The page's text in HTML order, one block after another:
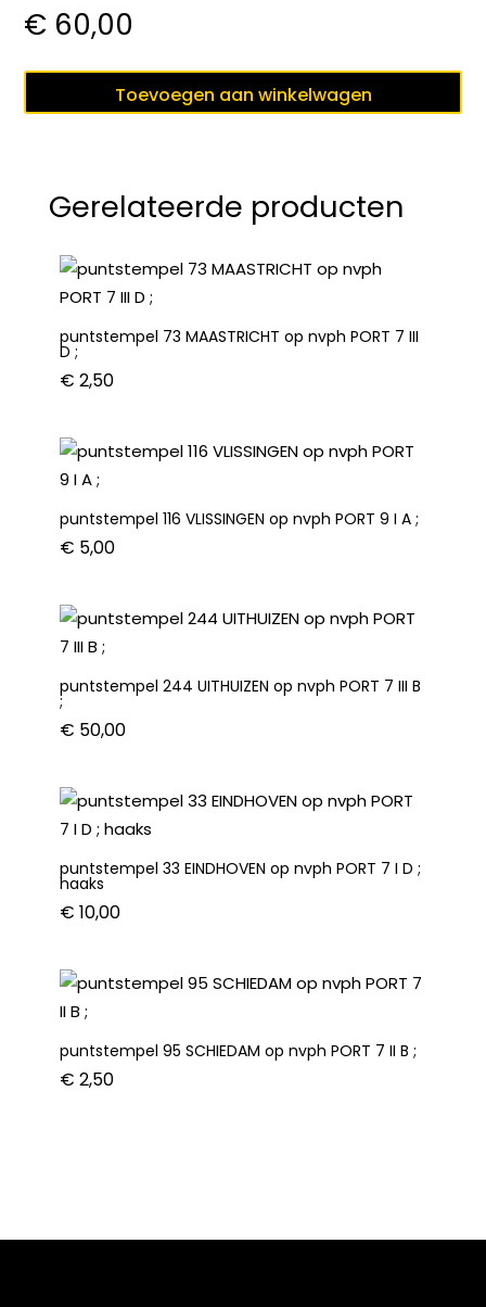
€ 60,00
166
PORT
aantal
Toevoegen aan winkelwagen
Gerelateerde producten
puntstempel 73 MAASTRICHT op nvph PORT 7 III
D ;
€ 2,50
puntstempel 116 VLISSINGEN op nvph PORT 9 I A ;
€ 5,00
puntstempel 244 UITHUIZEN op nvph PORT 7 III B
;
€ 50,00
puntstempel 33 EINDHOVEN op nvph PORT 7 I D ;
haaks
€ 10,00
puntstempel 95 SCHIEDAM op nvph PORT 7 II B ;
€ 2,50